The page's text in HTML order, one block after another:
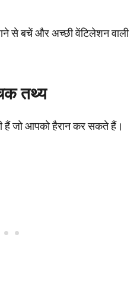
से बचें और अच्छी वेंटिलेशन वाली
तथ्य
हैं जो आपको हैरान कर सकते हैं।